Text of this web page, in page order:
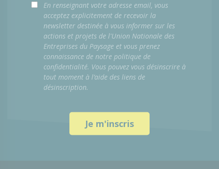
En renseignant votre adresse email, vous
acceptez explicitement de recevoir la
newsletter destinée à vous informer sur les
actions et projets de l'Union Nationale des
Entreprises du Paysage et vous prenez
connaissance de notre politique de
confidentialité. Vous pouvez vous désinscrire à
tout moment à l’aide des liens de
désinscription.